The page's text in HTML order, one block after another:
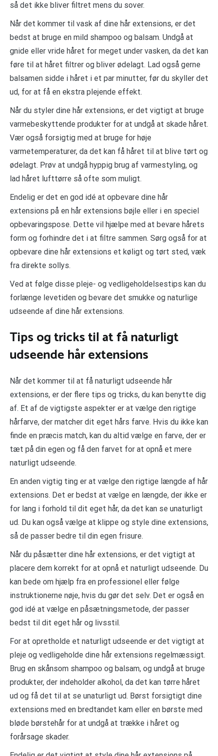
så det ikke bliver filtret mens du sover.
Når det kommer til vask af dine hår extensions, er det
bedst at bruge en mild shampoo og balsam. Undgå at
gnide eller vride håret for meget under vasken, da det kan
føre til at håret filtrer og bliver ødelagt. Lad også gerne
balsamen sidde i håret i et par minutter, før du skyller det
ud, for at få en ekstra plejende effekt.
Når du styler dine hår extensions, er det vigtigt at bruge
varmebeskyttende produkter for at undgå at skade håret.
Vær også forsigtig med at bruge for høje
varmetemperaturer, da det kan få håret til at blive tørt og
ødelagt. Prøv at undgå hyppig brug af varmestyling, og
lad håret lufttørre så ofte som muligt.
Endelig er det en god idé at opbevare dine hår
extensions på en hår extensions bøjle eller i en speciel
opbevaringspose. Dette vil hjælpe med at bevare hårets
form og forhindre det i at filtre sammen. Sørg også for at
opbevare dine hår extensions et køligt og tørt sted, væk
fra direkte sollys.
Ved at følge disse pleje- og vedligeholdelsestips kan du
forlænge levetiden og bevare det smukke og naturlige
udseende af dine hår extensions.
Tips og tricks til at få naturligt
udseende hår extensions
Når det kommer til at få naturligt udseende hår
extensions, er der flere tips og tricks, du kan benytte dig
af. Et af de vigtigste aspekter er at vælge den rigtige
hårfarve, der matcher dit eget hårs farve. Hvis du ikke kan
finde en præcis match, kan du altid vælge en farve, der er
tæt på din egen og få den farvet for at opnå et mere
naturligt udseende.
En anden vigtig ting er at vælge den rigtige længde af hår
extensions. Det er bedst at vælge en længde, der ikke er
for lang i forhold til dit eget hår, da det kan se unaturligt
ud. Du kan også vælge at klippe og style dine extensions,
så de passer bedre til din egen frisure.
Når du påsætter dine hår extensions, er det vigtigt at
placere dem korrekt for at opnå et naturligt udseende. Du
kan bede om hjælp fra en professionel eller følge
instruktionerne nøje, hvis du gør det selv. Det er også en
god idé at vælge en påsætningsmetode, der passer
bedst til dit eget hår og livsstil.
For at opretholde et naturligt udseende er det vigtigt at
pleje og vedligeholde dine hår extensions regelmæssigt.
Brug en skånsom shampoo og balsam, og undgå at bruge
produkter, der indeholder alkohol, da det kan tørre håret
ud og få det til at se unaturligt ud. Børst forsigtigt dine
extensions med en bredtandet kam eller en børste med
bløde børstehår for at undgå at trække i håret og
forårsage skader.